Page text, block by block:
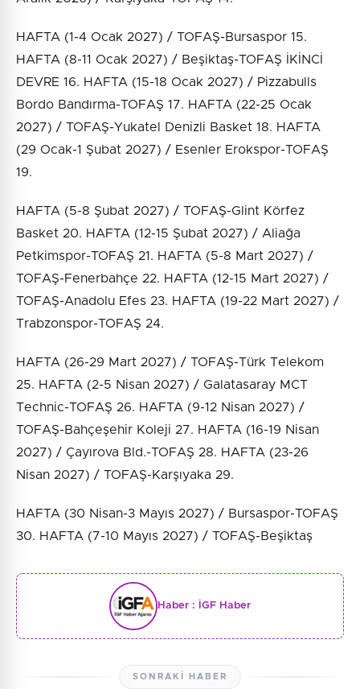
HAFTA (1-4 Ocak 2027) / TOFAŞ-Bursaspor 15.
HAFTA (8-11 Ocak 2027) / Beşiktaş-TOFAŞ İKİNCİ
DEVRE 16. HAFTA (15-18 Ocak 2027) / Pizzabulls
Bordo Bandırma-TOFAŞ 17. HAFTA (22-25 Ocak
2027) / TOFAŞ-Yukatel Denizli Basket 18. HAFTA
(29 Ocak-1 Şubat 2027) / Esenler Erokspor-TOFAŞ
19.
HAFTA (5-8 Şubat 2027) / TOFAŞ-Glint Körfez
Basket 20. HAFTA (12-15 Şubat 2027) / Aliağa
Petkimspor-TOFAŞ 21. HAFTA (5-8 Mart 2027) /
TOFAŞ-Fenerbahçe 22. HAFTA (12-15 Mart 2027) /
TOFAŞ-Anadolu Efes 23. HAFTA (19-22 Mart 2027) /
Trabzonspor-TOFAŞ 24.
HAFTA (26-29 Mart 2027) / TOFAŞ-Türk Telekom
25. HAFTA (2-5 Nisan 2027) / Galatasaray MCT
Technic-TOFAŞ 26. HAFTA (9-12 Nisan 2027) /
TOFAŞ-Bahçeşehir Koleji 27. HAFTA (16-19 Nisan
2027) / Çayırova Bld.-TOFAŞ 28. HAFTA (23-26
Nisan 2027) / TOFAŞ-Karşıyaka 29.
HAFTA (30 Nisan-3 Mayıs 2027) / Bursaspor-TOFAŞ
30. HAFTA (7-10 Mayıs 2027) / TOFAŞ-Beşiktaş
Haber : İGF Haber
SONRAKI HABER